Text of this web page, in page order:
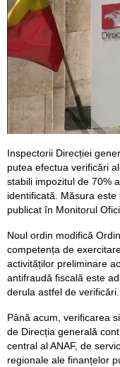
Inspectorii Direcției
putea efectua verificări
stabili impozitul de 70%
identificată. Măsura
publicat în Monitorul
Noul ordin modifică
competența de
activităților preliminare
antifraudă fiscală este
derula astfel de verificări.
Până acum, verificarea
de Direcția generală
central al ANAF, de
regionale ale finanțelor